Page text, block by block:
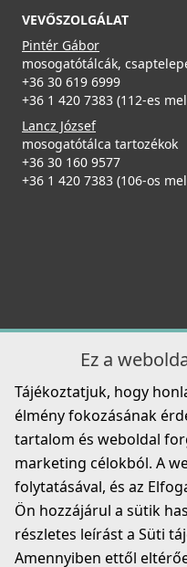
VEVŐSZOLGÁLAT
Pintér Gábor
mosogatótálcák,
+36 30 619 6999
+36 1 420 7383 (112-es
Lancz József
mosogatótálca tartozékok
+36 30 160 9577
+36 1 420 7383 (106-os
Ez a
Tájékoztatjuk, hogy
élmény fokozásának
tartalom és weboldal
marketing célokból. A
folytatásával, és az
Ön hozzájárul a sütik
részletes leírást a Süti
Amennyiben ettől